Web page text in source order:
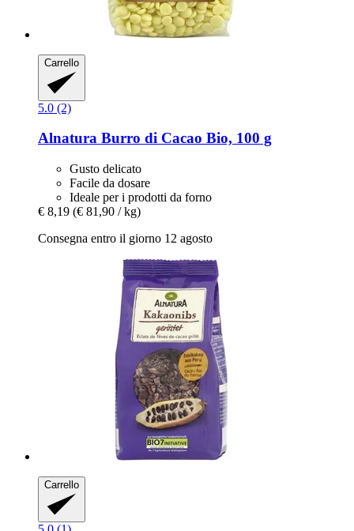
Carrello
5.0 (2)
Alnatura Burro di Cacao Bio, 100 g
Gusto delicato
Facile da dosare
Ideale per i prodotti da forno
€ 8,19 (€ 81,90 / kg)
Consegna entro il giorno 12 agosto
Carrello